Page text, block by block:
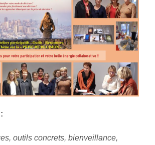
outils concrets, bienveillance,